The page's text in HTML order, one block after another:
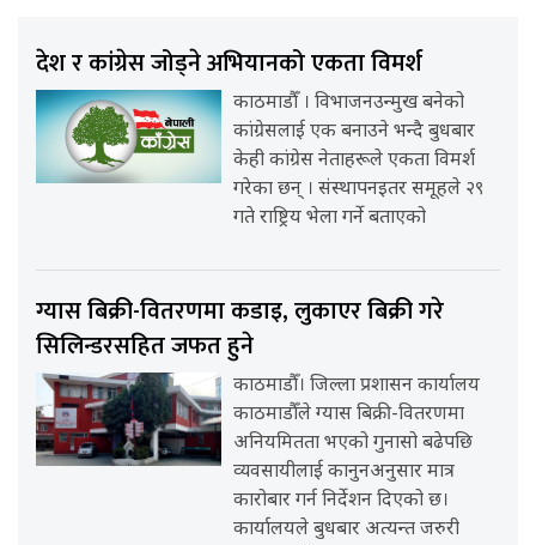
देश र कांग्रेस जोड्ने अभियानको एकता विमर्श
काठमाडौँ । विभाजनउन्मुख बनेको
कांग्रेसलाई एक बनाउने भन्दै बुधबार
केही कांग्रेस नेताहरूले एकता विमर्श
गरेका छन् । संस्थापनइतर समूहले २९
गते राष्ट्रिय भेला गर्ने बताएको
ग्यास बिक्री-वितरणमा कडाइ, लुकाएर बिक्री गरे
सिलिन्डरसहित जफत हुने
काठमाडौँ। जिल्ला प्रशासन कार्यालय
काठमाडौँले ग्यास बिक्री-वितरणमा
अनियमितता भएको गुनासो बढेपछि
व्यवसायीलाई कानुनअनुसार मात्र
कारोबार गर्न निर्देशन दिएको छ।
कार्यालयले बुधबार अत्यन्त जरुरी